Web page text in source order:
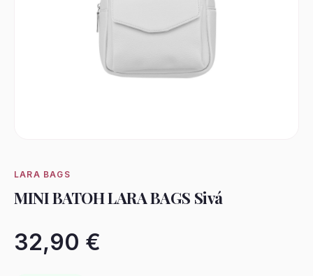
LARA BAGS
MINI BATOH LARA BAGS Sivá
32,90 €